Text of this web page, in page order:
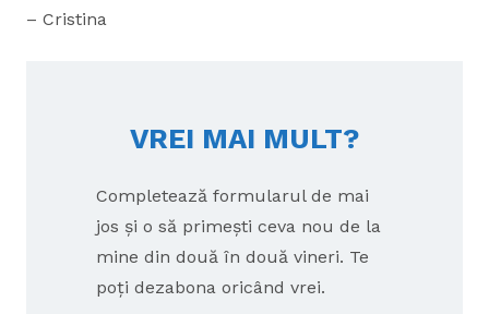
– Cristina
VREI MAI MULT?
Completează formularul de mai
jos și o să primești ceva nou de la
mine din două în două vineri. Te
poți dezabona oricând vrei.